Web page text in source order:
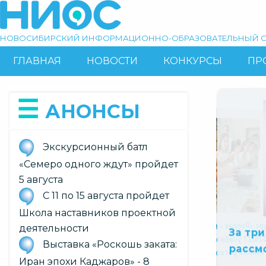
основному
Поиск
НОВОСИБИРСКИЙ ИНФОРМАЦИОННО-ОБРАЗОВАТЕЛЬНЫЙ
ОСНОВНАЯ
НАВИГАЦИЯ
ГЛАВНАЯ НОВОСТИ КОНКУРСЫ
АНОНСЫ
Экскурсионный батл
«Семеро одного ждут» пройдет
5 августа
С 11 по 15 августа пройдет
Школа наставников проектной
деятельности
Выставка «Роскошь заката:
Иран эпохи Каджаров» - 8
За три месяца
рассмотрело более 8
В курс
2026/27
Slide
9
На Форуме Всероссийского сообщества
наставников-просветителей обсудят
миссию педагога в цифровом
пространстве
Slide
10
Продлен прием заявок на премию
«Россия – мои горизонты»